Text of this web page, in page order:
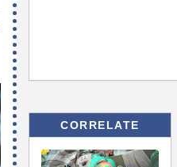
CORRELATE